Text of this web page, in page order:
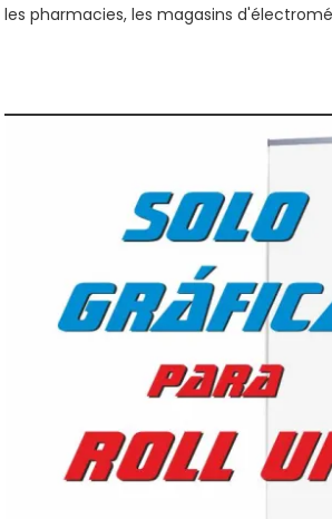
les pharmacies, les magasins